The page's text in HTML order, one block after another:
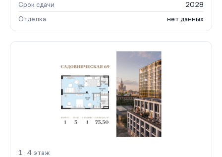
Срок сдачи
2028
Отделка
нет данных
1 · 4 этаж